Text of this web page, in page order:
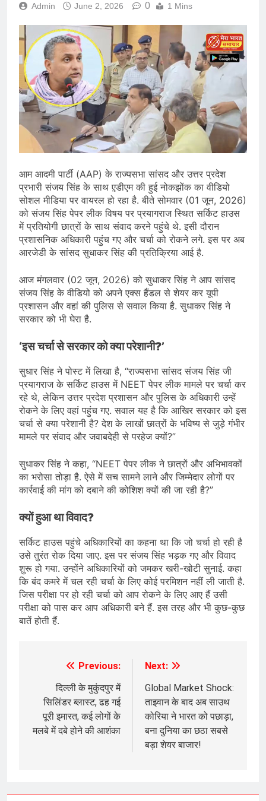
Admin June 2, 2026 0 1 Mins
आम आदमी पार्टी (AAP) के राज्यसभा सांसद और उत्तर प्रदेश
प्रभारी संजय सिंह के साथ ए़डीएम की हुई नोकझोंक का वीडियो
सोशल मीडिया पर वायरल हो रहा है. बीते सोमवार (01 जून, 2026)
को संजय सिंह पेपर लीक विषय पर प्रयागराज स्थित सर्किट हाउस
में प्रतियोगी छात्रों के साथ संवाद करने पहुंचे थे. इसी दौरान
प्रशासनिक अधिकारी पहुंच गए और चर्चा को रोकने लगे. इस पर अब
आरजेडी के सांसद सुधाकर सिंह की प्रतिक्रिया आई है.
आज मंगलवार (02 जून, 2026) को सुधाकर सिंह ने आप सांसद
संजय सिंह के वीडियो को अपने एक्स हैंडल से शेयर कर यूपी
प्रशासन और वहां की पुलिस से सवाल किया है. सुधाकर सिंह ने
सरकार को भी घेरा है.
‘इस चर्चा से सरकार को क्या परेशानी?’
सुधार सिंह ने पोस्ट में लिखा है, “राज्यसभा सांसद संजय सिंह जी
प्रयागराज के सर्किट हाउस में NEET पेपर लीक मामले पर चर्चा कर
रहे थे, लेकिन उत्तर प्रदेश प्रशासन और पुलिस के अधिकारी उन्हें
रोकने के लिए वहां पहुंच गए. सवाल यह है कि आखिर सरकार को इस
चर्चा से क्या परेशानी है? देश के लाखों छात्रों के भविष्य से जुड़े गंभीर
मामले पर संवाद और जवाबदेही से परहेज क्यों?”
सुधाकर सिंह ने कहा, “NEET पेपर लीक ने छात्रों और अभिभावकों
का भरोसा तोड़ा है. ऐसे में सच सामने लाने और जिम्मेदार लोगों पर
कार्रवाई की मांग को दबाने की कोशिश क्यों की जा रही है?”
क्यों हुआ था विवाद?
सर्किट हाउस पहुंचे अधिकारियों का कहना था कि जो चर्चा हो रही है
उसे तुरंत रोक दिया जाए. इस पर संजय सिंह भड़क गए और विवाद
शुरू हो गया. उन्होंने अधिकारियों को जमकर खरी-खोटी सुनाई. कहा
कि बंद कमरे में चल रही चर्चा के लिए कोई परमिशन नहीं ली जाती है.
जिस परीक्षा पर हो रही चर्चा को आप रोकने के लिए आए हैं उसी
परीक्षा को पास कर आप अधिकारी बने हैं. इस तरह और भी कुछ-कुछ
बातें होती हैं.
navigation
Previous:
दिल्ली के मुकुंदपुर में
सिलिंडर ब्लास्ट, ढह गई
पूरी इमारत, कई लोगों के
मलबे में दबे होने की आशंका
Next:
Global Market Shock:
ताइवान के बाद अब साउथ
कोरिया ने भारत को पछाड़ा,
बना दुनिया का छठा सबसे
बड़ा शेयर बाजार!